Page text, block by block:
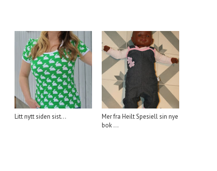
Litt nytt siden sist...
Mer fra Heilt Spesiell sin nye
bok ...